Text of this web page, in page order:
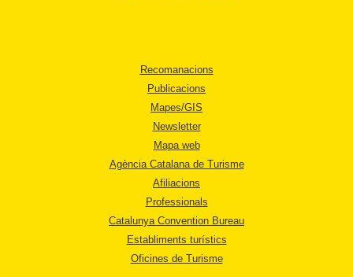
Recomanacions
Publicacions
Mapes/GIS
Newsletter
Mapa web
Agència Catalana de Turisme
Afiliacions
Professionals
Catalunya Convention Bureau
Establiments turístics
Oficines de Turisme